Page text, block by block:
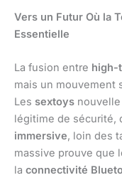
Vers un Futur Où la
Essentielle
La fusion entre high-
mais un mouvement
Les sextoys
légitime de sécurité,
immersive, loin des
massive prouve que
la connectivité